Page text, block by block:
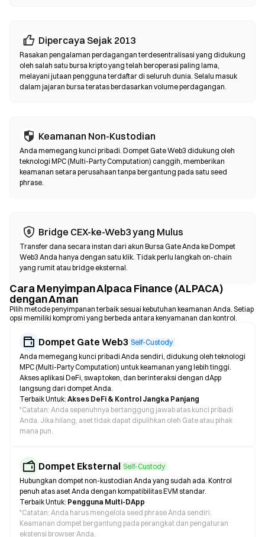
Bursa Terdesentralisasi (DEX)
Perdagangkan aset secara peer-to-peer tanpa perantara. DEX
menggunakan smart contract untuk mengeksekusi swap
langsung di blockchain—tanpa perlu pendaftaran atau verifikasi
identitas. Hubungkan dompet yang kompatibel, pilih pasangan
terpusat karena kedalaman likuiditas. Sebagian besar aktivitas
DEX terjadi di chain yang kompatibel dengan EVM seperti
Ethereum, BNB Chain, dan Polygon.
Dipercaya Sejak 2013
Rasakan pengalaman perdagangan terdesentralisasi yang didukung
oleh salah satu bursa kripto yang telah beroperasi paling lama,
melayani jutaan pengguna terdaftar di seluruh dunia. Selalu masuk
dalam jajaran bursa teratas berdasarkan volume perdagangan.
Keamanan Non-Kustodian
Anda memegang kunci pribadi. Dompet Gate Web3 didukung oleh
teknologi MPC (Multi-Party Computation) canggih, memberikan
keamanan setara perusahaan tanpa bergantung pada satu seed
phrase.
Bridge CEX-ke-Web3 yang Mulus
Transfer dana secara instan dari akun Bursa Gate Anda ke Dompet
Web3 Anda hanya dengan satu klik. Tidak perlu langkah on-chain
yang rumit atau bridge eksternal.
Cara Menyimpan Alpaca Finance (ALPACA)
dengan Aman
Pilih metode penyimpanan terbaik sesuai kebutuhan keamanan Anda. Setiap
opsi memiliki kompromi yang berbeda antara kenyamanan dan kontrol.
Dompet Gate Web3 Self-Custody
Anda memegang kunci pribadi Anda sendiri, didukung oleh teknologi
MPC (Multi-Party Computation) untuk keamanan yang lebih tinggi.
Akses aplikasi DeFi, swap token, dan berinteraksi dengan dApp
langsung dari dompet Anda.
Terbaik Untuk: Akses DeFi & Kontrol Jangka Panjang
*Catatan: Anda sepenuhnya bertanggung jawab atas kunci pribadi
Anda. Jika hilang, aset tidak dapat dipulihkan oleh Gate atau pihak
mana pun.
Dompet Eksternal Self-Custody
Hubungkan dompet non-kustodian Anda yang sudah ada. Kontrol
penuh atas aset Anda dengan kompatibilitas EVM standar.
Terbaik Untuk: Pengguna Multi-DApp
*Catatan: Anda harus mengelola seed phrase Anda sendiri.
Keamanan dompet bergantung pada perangkat dan pengaturan
ekstensi browser Anda.